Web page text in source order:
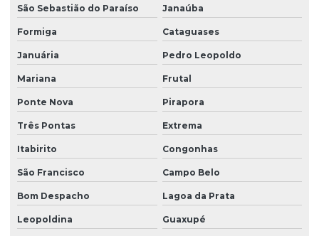
São Sebastião do Paraíso Janaúba
Formiga Cataguases
Januária Pedro Leopoldo
Mariana Frutal
Ponte Nova Pirapora
Três Pontas Extrema
Itabirito Congonhas
São Francisco Campo Belo
Bom Despacho Lagoa da Prata
Leopoldina Guaxupé